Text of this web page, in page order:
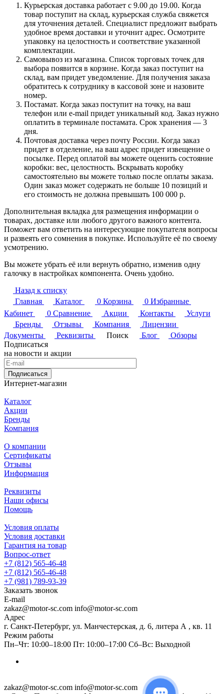
Курьерская доставка работает с 9.00 до 19.00. Когда
товар поступит на склад, курьерская служба свяжется
для уточнения деталей. Специалист предложит выбрать
удобное время доставки и уточнит адрес. Осмотрите
упаковку на целостность и соответствие указанной
комплектации.
Самовывоз из магазина. Список торговых точек для
выбора появится в корзине. Когда заказ поступит на
склад, вам придет уведомление. Для получения заказа
обратитесь к сотруднику в кассовой зоне и назовите
номер.
Постамат. Когда заказ поступит на точку, на ваш
телефон или e-mail придет уникальный код. Заказ нужно
оплатить в терминале постамата. Срок хранения — 3
дня.
Почтовая доставка через почту России. Когда заказ
придет в отделение, на ваш адрес придет извещение о
посылке. Перед оплатой вы можете оценить состояние
коробки: вес, целостность. Вскрывать коробку
самостоятельно вы можете только после оплаты заказа.
Один заказ может содержать не больше 10 позиций и
его стоимость не должна превышать 100 000 р.
Дополнительная вкладка для размещения информации о
товарах, доставке или любого другого важного контента.
Поможет вам ответить на интересующие покупателя вопросы
и развеять его сомнения в покупке. Используйте её по своему
усмотрению.
Вы можете убрать её или вернуть обратно, изменив одну
галочку в настройках компонента. Очень удобно.
Назад к списку
Главная
Каталог 0 Корзина 0 Избранные
Кабинет
0 Сравнение Акции Контакты
Услуги
Бренды
Отзывы Компания
Лицензии
Документы
Реквизиты Поиск Блог
Обзоры
Подписаться
на новости и акции
Подписаться
Интернет-магазин
Каталог
Акции
Бренды
Компания
О компании
Сертификаты
Отзывы
Информация
Реквизиты
Наши офисы
Помощь
Условия оплаты
Условия доставки
Гарантия на товар
Вопрос-ответ
+7 (812) 565-46-48
+7 (812) 565-46-48
+7 (981) 789-93-39
Заказать звонок
E-mail
zakaz@motor-sc.com info@motor-sc.com
Адрес
г. Санкт-Петербург, ул. Манчестерская, д. 6, литера А , кв. 11
Режим работы
Пн–Чт: 10:00–18:00 Пт: 10:00–17:00 Сб–Вс: Выходной
zakaz@motor-sc.com info@motor-sc.com